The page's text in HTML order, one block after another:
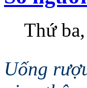
Thứ
Uống